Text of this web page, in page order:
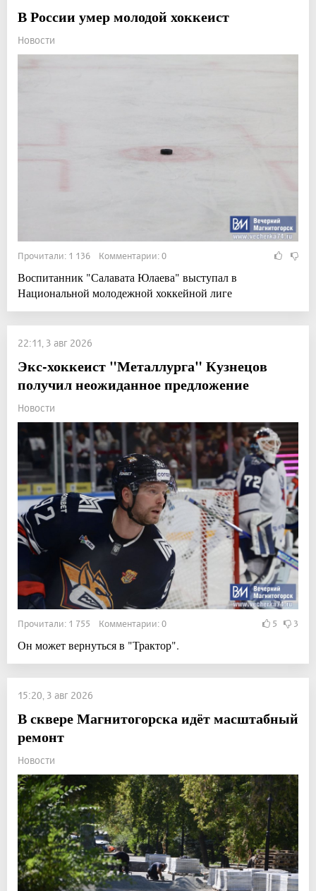
В России умер молодой хоккеист
Новости
Прочитали: 1 136 Комментарии: 0
Воспитанник "Салавата Юлаева" выступал в
Национальной молодежной хоккейной лиге
22:11, 3 авг 2026
Экс-хоккеист "Металлурга" Кузнецов
получил неожиданное предложение
Новости
Прочитали: 1 755 Комментарии: 0 5 3
Он может вернуться в "Трактор".
15:20, 3 авг 2026
В сквере Магнитогорска идёт масштабный
ремонт
Новости